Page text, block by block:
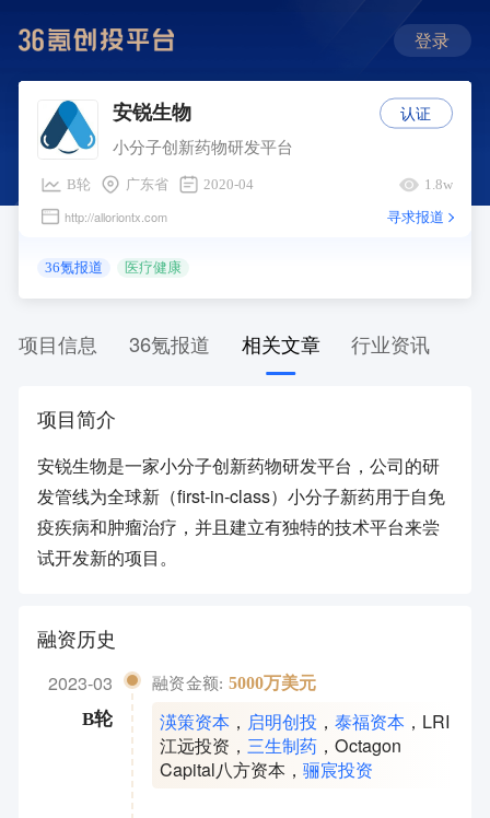
登录
安锐生物
小分子创新药物研发平台
B轮 广东省 2020-04 1.8w
http://alloriontx.com 寻求报道
36氪报道 医疗健康
认证
项目信息 36氪报道 相关文章 行业资讯
项目简介
安锐生物是一家小分子创新药物研发平台，公司的研
发管线为全球新（first-in-class）小分子新药用于自免
疫疾病和肿瘤治疗，并且建立有独特的技术平台来尝
试开发新的项目。
融资历史
2023-03
B轮
融资金额: 5000万美元
渶策资本 ， 启明创投 ，泰福资本 ， LRI
江远投资 ， 三生制药 ，Octagon
Capital八方资本 ，骊宸投资